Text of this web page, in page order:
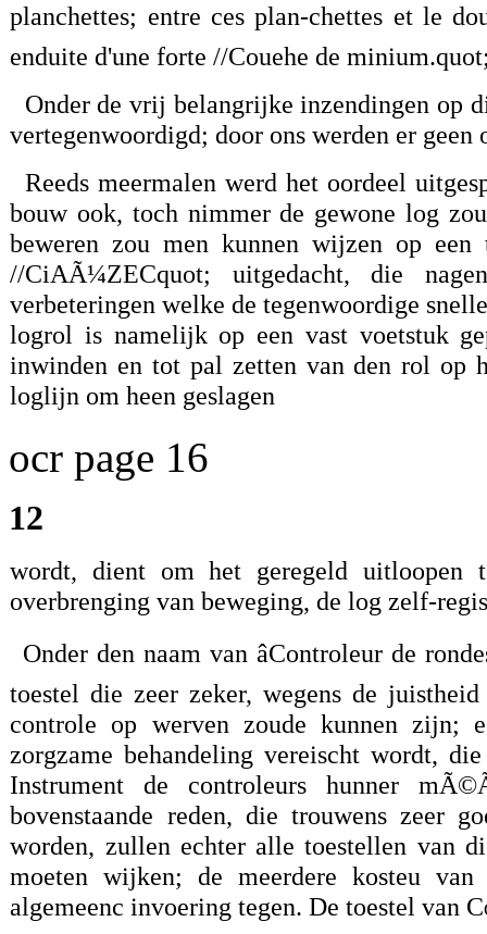
planchettes; entre ces plan-chettes et le
enduite d'une forte //Couehe de
Onder de vrij belangrijke inzendingen op
vertegenwoordigd; door ons werden er
Reeds meermalen werd het oordeel
bouw ook, toch nimmer de gewone log
beweren zou men kunnen wijzen op een
//CiAÃ¼ZECquot; uitgedacht, die
verbeteringen welke de tegenwoordige
logrol is namelijk op een vast voetstuk
inwinden en tot pal zetten van den rol op
loglijn om heen geslagen
ocr page 16
12
wordt, dient om het geregeld uitloopen
overbrenging van beweging, de log zelf-
Onder den naam van âControleur de
toestel die zeer zeker, wegens de
controle op werven zoude kunnen
zorgzame behandeling vereischt wordt,
Instrument de controleurs hunner
bovenstaande reden, die trouwens zeer
worden, zullen echter alle toestellen van
moeten wijken; de meerdere kosteu
algemeenc invoering tegen. De toestel van